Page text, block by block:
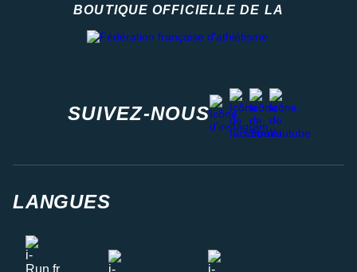
BOUTIQUE OFFICIELLE DE LA
SUIVEZ-NOUS
instagram
facebook
stravayoutube
LANGUES